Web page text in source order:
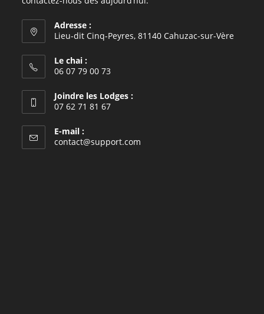
Adresse :
Lieu-dit Cinq-Peyres, 81140 Cahuzac-sur-Vère
Le chai :
06 07 79 00 73
Joindre les Lodges :
07 62 71 81 67
E-mail :
contact@support.com